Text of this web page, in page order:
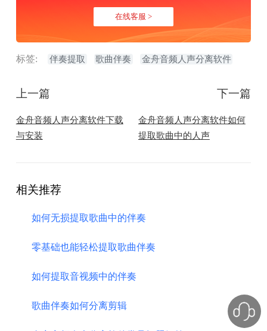
在线客服 >
标签: 伴奏提取 歌曲伴奏 金舟音频人声分离软件
上一篇
金舟音频人声分离软件下载
与安装
下一篇
金舟音频人声分离软件如何
提取歌曲中的人声
相关推荐
如何无损提取歌曲中的伴奏
零基础也能轻松提取歌曲伴奏
如何提取音视频中的伴奏
歌曲伴奏如何分离剪辑